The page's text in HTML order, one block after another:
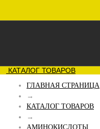
КАТАЛОГ ТОВАРОВ
ГЛАВНАЯ СТРАНИЦА
→
КАТАЛОГ ТОВАРОВ
→
АМИНОКИСЛОТЫ